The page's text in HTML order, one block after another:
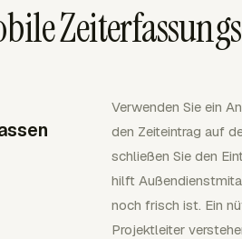
Verwenden Sie ein
den Zeiteintrag auf
schließen Sie den
hilft
noch frisch ist. Ein
Projektleiter